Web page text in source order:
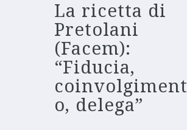
La ricetta di
Pretolani
(Facem):
“Fiducia,
coinvolgiment
o, delega”